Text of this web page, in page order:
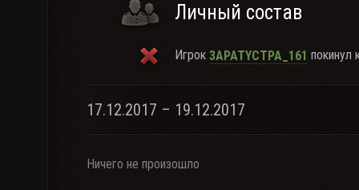
Личный состав
Игрок 3APATYCTPA_161 покинул
17.12.2017 – 19.12.2017
Ничего не произошло